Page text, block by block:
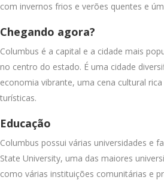
com invernos frios e verões quentes e
Chegando agora?
Columbus é a capital e a cidade mais
no centro do estado. É uma cidade
economia vibrante, uma cena cultural
turísticas.
Educação
Columbus possui várias universidades e
State University, uma das maiores
como várias instituições comunitárias e